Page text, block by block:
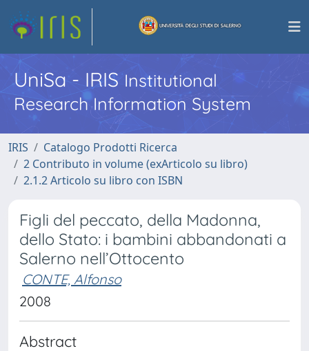
UniSa - IRISInstitutional
Research Information System
IRIS
Catalogo Prodotti Ricerca
2 Contributo in volume (exArticolo su libro)
2.1.2 Articolo su libro con ISBN
Figli del peccato, della Madonna,
dello Stato: i bambini abbandonati a
Salerno nell’Ottocento
CONTE, Alfonso
2008
Abstract